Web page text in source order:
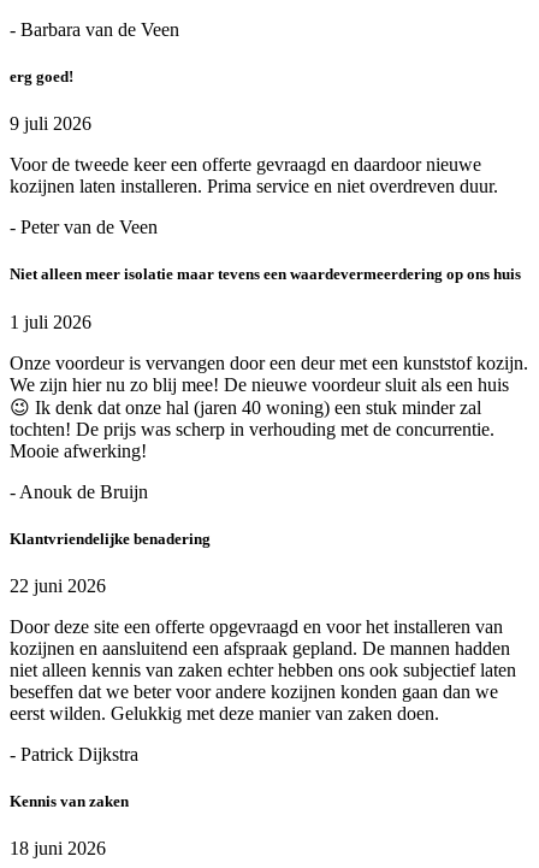
- Barbara van de Veen
erg goed!
9 juli 2026
Voor de tweede keer een offerte gevraagd en daardoor nieuwe
kozijnen laten installeren. Prima service en niet overdreven duur.
- Peter van de Veen
Niet alleen meer isolatie maar tevens een waardevermeerdering op ons huis
1 juli 2026
Onze voordeur is vervangen door een deur met een kunststof kozijn.
We zijn hier nu zo blij mee! De nieuwe voordeur sluit als een huis
😉 Ik denk dat onze hal (jaren 40 woning) een stuk minder zal
tochten! De prijs was scherp in verhouding met de concurrentie.
Mooie afwerking!
- Anouk de Bruijn
Klantvriendelijke benadering
22 juni 2026
Door deze site een offerte opgevraagd en voor het installeren van
kozijnen en aansluitend een afspraak gepland. De mannen hadden
niet alleen kennis van zaken echter hebben ons ook subjectief laten
beseffen dat we beter voor andere kozijnen konden gaan dan we
eerst wilden. Gelukkig met deze manier van zaken doen.
- Patrick Dijkstra
Kennis van zaken
18 juni 2026